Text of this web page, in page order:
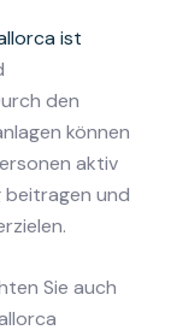
ist
den
können
aktiv
beitragen und
Sie auch